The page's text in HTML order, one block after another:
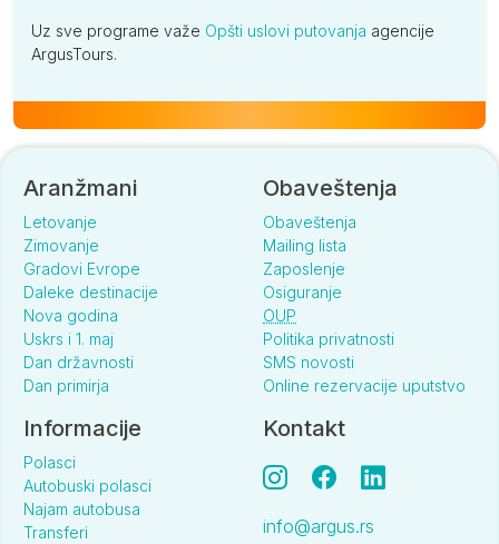
Uz sve programe važe Opšti uslovi putovanja agencije
ArgusTours.
Aranžmani
Letovanje
Zimovanje
Gradovi Evrope
Daleke destinacije
Nova godina
Uskrs i 1. maj
Dan državnosti
Dan primirja
Obaveštenja
Obaveštenja
Mailing lista
Zaposlenje
Osiguranje
OUP
Politika privatnosti
SMS novosti
Online rezervacije uputstvo
Informacije
Polasci
Autobuski polasci
Najam autobusa
Transferi
Kontakt
info@argus.rs